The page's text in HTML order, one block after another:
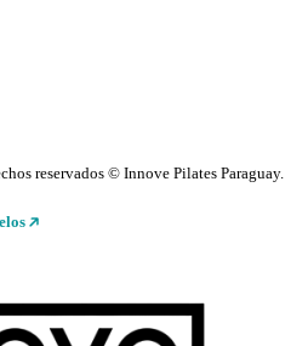
reservados © Innove Pilates Paraguay.